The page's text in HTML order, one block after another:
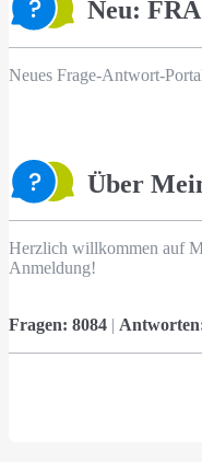
Neu:
Neues Frage-Antwort-
Über
Herzlich willkommen auf
Anmeldung!
Fragen: 8084 |